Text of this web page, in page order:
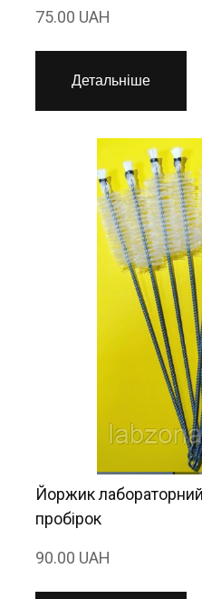
75.00 UAH
Детальніше
Йоржик
пробірок
90.00 UAH